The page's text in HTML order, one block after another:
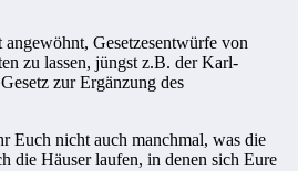
Gesetzesentwürfe von
zu lassen, jüngst z.B. der Karl-
zur Ergänzung des
Euch nicht auch manchmal, was die
die Häuser laufen, in denen sich Eure